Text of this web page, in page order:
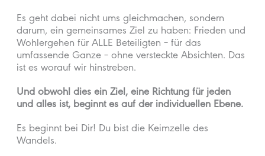
Es geht dabei nicht ums gleichmachen, sondern
darum, ein gemeinsames Ziel zu haben: Frieden und
Wohlergehen für ALLE Beteiligten – für das
umfassende Ganze – ohne versteckte Absichten. Das
ist es worauf wir hinstreben.
Und obwohl dies ein Ziel, eine Richtung für jeden
und alles ist, beginnt es auf der individuellen Ebene.
Es beginnt bei Dir! Du bist die Keimzelle des
Wandels.